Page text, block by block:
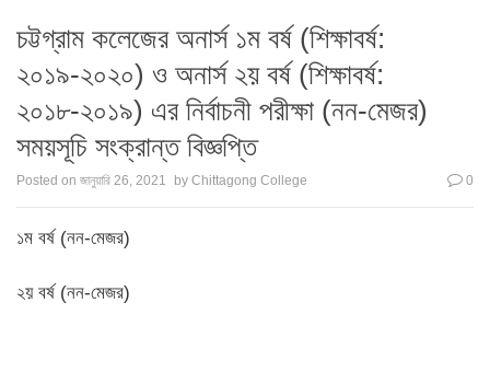
চট্টগ্রাম কলেজের অনার্স ১ম বর্ষ (শিক্ষাবর্ষ:
২০১৯-২০২০) ও অনার্স ২য় বর্ষ (শিক্ষাবর্ষ:
২০১৮-২০১৯) এর নির্বাচনী পরীক্ষা (নন-মেজর)
সময়সূচি সংক্রান্ত বিজ্ঞপ্তি
Posted on জানুয়ারি 26, 2021 by Chittagong College 0
১ম বর্ষ (নন-মেজর)
২য় বর্ষ (নন-মেজর)